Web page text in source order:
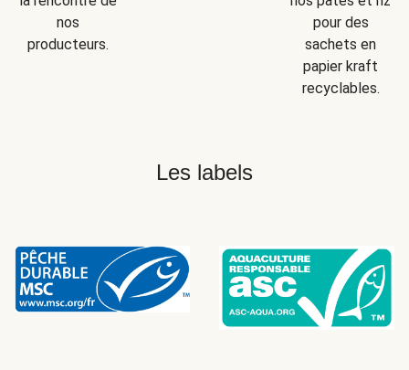
nos
producteurs.
pour des
sachets en
papier kraft
recyclables.
Les labels